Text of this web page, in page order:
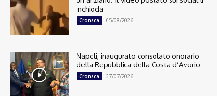
inchioda
Cronaca 05/08/2026
Napoli, inaugurato consolato onorario
della Repubblica della Costa d’Avorio
Cronaca 27/07/2026